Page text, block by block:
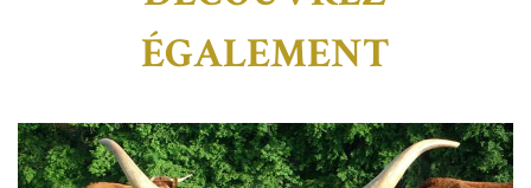
ÉGALEMENT